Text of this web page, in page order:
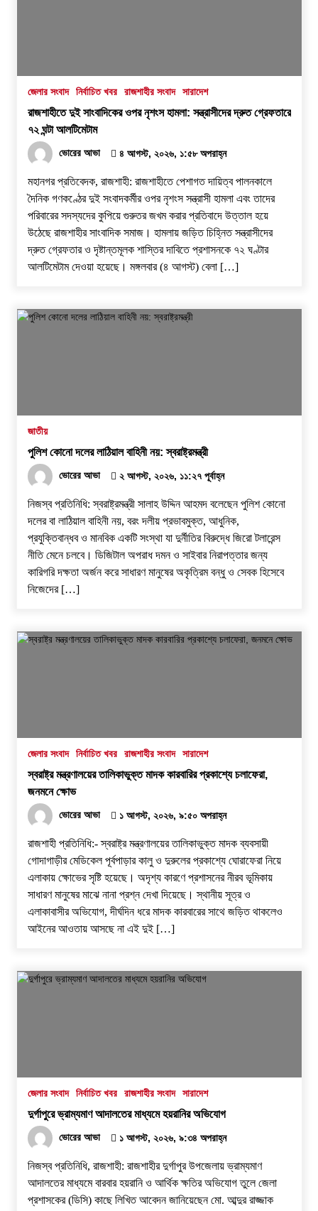
জেলার সংবাদ নির্বাচিত খবর রাজশাহীর সংবাদ সারাদেশ
রাজশাহীতে দুই সাংবাদিকের ওপর নৃশংস হামলা: সন্ত্রাসীদের দ্রুত গ্রেফতারে
৭২ ঘন্টা আলটিমেটাম
ভোরের আভা ৪ আগস্ট, ২০২৬, ১:৫৮ অপরাহ্ন
​মহানগর প্রতিবেদক, রাজশাহী: রাজশাহীতে পেশাগত দায়িত্ব পালনকালে
দৈনিক গণকণ্ঠের দুই সংবাদকর্মীর ওপর নৃশংস সন্ত্রাসী হামলা এবং তাদের
পরিবারের সদস্যদের কুপিয়ে গুরুতর জখম করার প্রতিবাদে উত্তাল হয়ে
উঠেছে রাজশাহীর সাংবাদিক সমাজ। হামলায় জড়িত চিহ্নিত সন্ত্রাসীদের
দ্রুত গ্রেফতার ও দৃষ্টান্তমূলক শাস্তির দাবিতে প্রশাসনকে ৭২ ঘণ্টার
আলটিমেটাম দেওয়া হয়েছে। ​মঙ্গলবার (৪ আগস্ট) বেলা […]
জাতীয়
পুলিশ কোনো দলের লাঠিয়াল বাহিনী নয়: স্বরাষ্ট্রমন্ত্রী
ভোরের আভা ২ আগস্ট, ২০২৬, ১১:২৭ পূর্বাহ্ন
নিজস্ব প্রতিনিধি: স্বরাষ্ট্রমন্ত্রী সালাহ উদ্দিন আহমদ বলেছেন পুলিশ কোনো
দলের বা লাঠিয়াল বাহিনী নয়, বরং দলীয় প্রভাবমুক্ত, আধুনিক,
প্রযুক্তিবান্ধব ও মানবিক একটি সংস্থা যা দুর্নীতির বিরুদ্ধে জিরো টলারেন্স
নীতি মেনে চলবে। ডিজিটাল অপরাধ দমন ও সাইবার নিরাপত্তার জন্য
কারিগরি দক্ষতা অর্জন করে সাধারণ মানুষের অকৃত্রিম বন্ধু ও সেবক হিসেবে
নিজেদের […]
জেলার সংবাদ নির্বাচিত খবর রাজশাহীর সংবাদ সারাদেশ
স্বরাষ্ট্র মন্ত্রণালয়ের তালিকাভুক্ত মাদক কারবারির প্রকাশ্যে চলাফেরা,
জনমনে ক্ষোভ
ভোরের আভা ১ আগস্ট, ২০২৬, ৯:৫০ অপরাহ্ন
রাজশাহী প্রতিনিধি:- স্বরাষ্ট্র মন্ত্রণালয়ের তালিকাভুক্ত মাদক ব্যবসায়ী
গোদাগাড়ীর মেডিকেল পূর্বপাড়ার কালু ও দুরুলের প্রকাশ্যে ঘোরাফেরা নিয়ে
এলাকায় ক্ষোভের সৃষ্টি হয়েছে। অদৃশ্য কারণে প্রশাসনের নীরব ভূমিকায়
সাধারণ মানুষের মাঝে নানা প্রশ্ন দেখা দিয়েছে। স্থানীয় সূত্র ও
এলাকাবাসীর অভিযোগ, দীর্ঘদিন ধরে মাদক কারবারের সাথে জড়িত থাকলেও
আইনের আওতায় আসছে না এই দুই […]
জেলার সংবাদ নির্বাচিত খবর রাজশাহীর সংবাদ সারাদেশ
দুর্গাপুরে ভ্রাম্যমাণ আদালতের মাধ্যমে হয়রানির অভিযোগ
ভোরের আভা ১ আগস্ট, ২০২৬, ৯:৩৪ অপরাহ্ন
নিজস্ব প্রতিনিধি, রাজশাহী: রাজশাহীর দুর্গাপুর উপজেলায় ভ্রাম্যমাণ
আদালতের মাধ্যমে বারবার হয়রানি ও আর্থিক ক্ষতির অভিযোগ তুলে জেলা
প্রশাসকের (ডিসি) কাছে লিখিত আবেদন জানিয়েছেন মো. আব্দুর রাজ্জাক